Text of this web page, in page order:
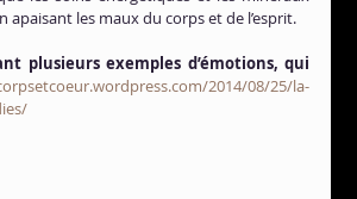
les maux du corps et de l’esprit.
plusieurs exemples d’émotions, qui
2014/08/25/la-